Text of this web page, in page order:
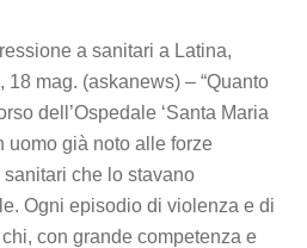
a sanitari a Latina,
mag. (askanews) – “Quanto
dell’Ospedale ‘Santa Maria
uomo già noto alle forze
che lo stavano
Ogni episodio di violenza e di
con grande competenza e